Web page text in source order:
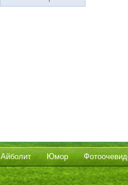
Айболит Юмор